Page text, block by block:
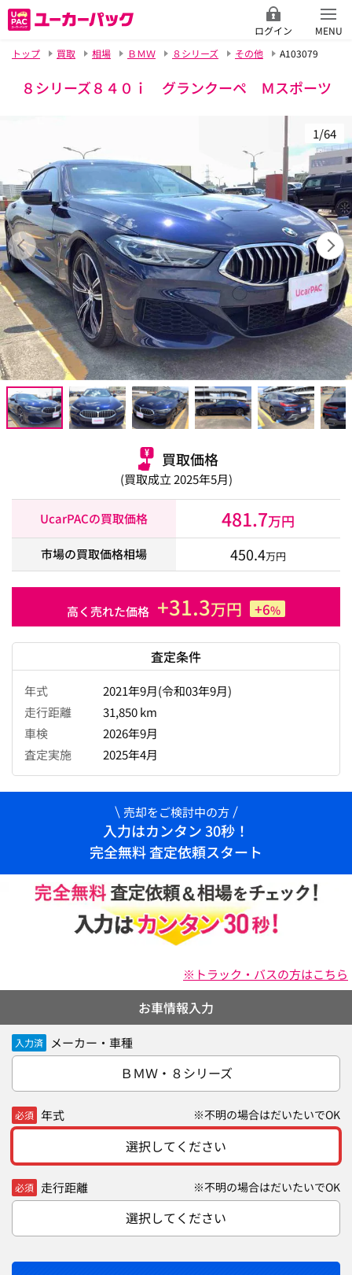
ログイン
MENU
トップ
買取 相場 ＢＭＷ ８シリーズ その他 A103079
８シリーズ８４０ｉ グランクーペ Ｍスポーツ
1/64
買取価格
(買取成立 2025年5月)
UcarPACの買取価格 481.7万円
市場の買取価格相場 450.4万円
高く売れた価格 +31.3万円 +6%
査定条件
年式
2021年9月(令和03年9月)
走行距離
31,850 km
車検
2026年9月
査定実施
2025年4月
売却をご検討中の方
入力はカンタン 30秒！
完全無料 査定依頼スタート
※トラック・バスの方はこちら
お車情報入力
入力済 メーカー・車種
ＢＭＷ・８シリーズ
必須 年式 ※不明の場合はだいたいでOK
選択してください
必須 走行距離 ※不明の場合はだいたいでOK
選択してください